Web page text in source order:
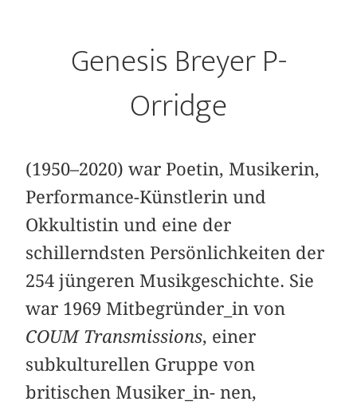
Genesis Breyer P-
Orridge
(1950–2020) war Poetin, Musikerin,
Performance-Künstlerin und
Okkultistin und eine der
schillerndsten Persönlichkeiten der
254 jüngeren Musikgeschichte. Sie
war 1969 Mitbegründer_in von
COUM Transmissions, einer
subkulturellen Gruppe von
britischen Musiker_in- nen,